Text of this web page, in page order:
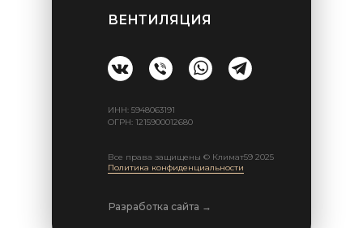
Все права защищены © Климат59 2025
Политика конфиденциальности
ИНН: 5948063191
ОГРН: 1215900012680
ВЕНТИЛЯЦИЯ
Разработка сайта →